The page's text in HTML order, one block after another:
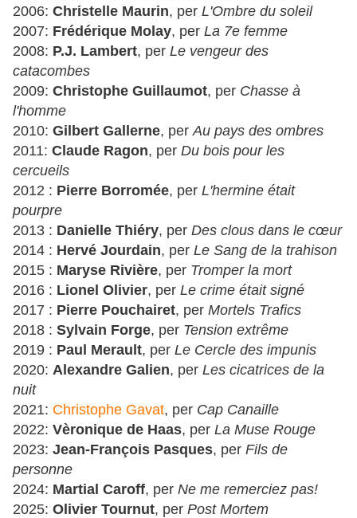
2006: Christelle Maurin, per L'Ombre du soleil
2007: Frédérique Molay, per La 7e femme
2008: P.J. Lambert, per Le vengeur des
catacombes
2009: Christophe Guillaumot, per Chasse à
l'homme
2010: Gilbert Gallerne, per Au pays des ombres
2011: Claude Ragon, per Du bois pour les
cercueils
2012 : Pierre Borromée, per L'hermine était
pourpre
2013 : Danielle Thiéry, per Des clous dans le cœur
2014 : Hervé Jourdain, per Le Sang de la trahison
2015 : Maryse Rivière, per Tromper la mort
2016 : Lionel Olivier, per Le crime était signé
2017 : Pierre Pouchairet, per Mortels Trafics
2018 : Sylvain Forge, per Tension extrême
2019 : Paul Merault, per Le Cercle des impunis
2020: Alexandre Galien, per Les cicatrices de la
nuit
2021: Christophe Gavat, per Cap Canaille
2022: Vèronique de Haas, per La Muse Rouge
2023: Jean-François Pasques, per Fils de
personne
2024: Martial Caroff, per Ne me remerciez pas!
2025: Olivier Tournut, per Post Mortem